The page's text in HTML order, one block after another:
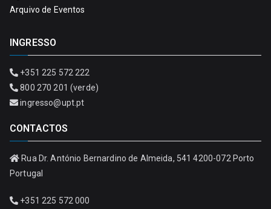
Arquivo de Eventos
INGRESSO
+351 225 572 222
800 270 201 (verde)
ingresso@upt.pt
CONTACTOS
Rua Dr. António Bernardino de Almeida, 541 4200-072 Porto
Portugal
+351 225 572 000